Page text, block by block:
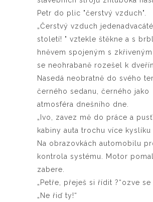
Petr do plic "čerstvý vzduch".
„Čerstvý vzduch
století! " vztekle štěkne a s
hněvem spojeným s
se neohrabaně rozešel k
Nasedá neobratně do svého
černého sedanu, černého jako
atmosféra dnešního dne.
„Ivo, zavez mě do práce a
kabiny auta trochu více kyslíku
Na obrazovkách automobilu
kontrola systému. Motor
zabere.
„Petře, přeješ si řídit ?“ozve se
„Ne řiď ty!“